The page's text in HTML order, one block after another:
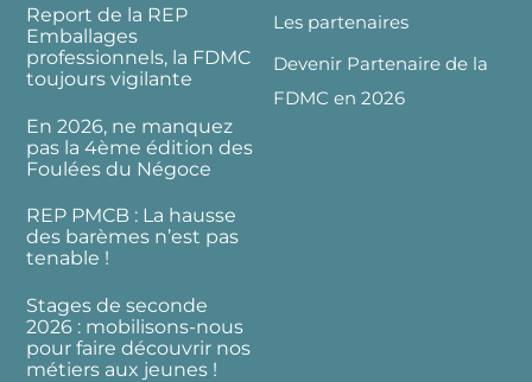
Report de la REP
Emballages
professionnels, la FDMC
toujours vigilante
En 2026, ne manquez
pas la 4ème édition des
Foulées du Négoce
REP PMCB : La hausse
des barèmes n’est pas
tenable !
Stages de seconde
2026 : mobilisons-nous
pour faire découvrir nos
métiers aux jeunes !
Les partenaires
Devenir Partenaire de la
FDMC en 2026